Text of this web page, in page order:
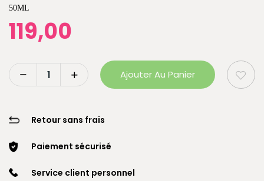
50ML
119,00
Ajouter Au Panier
Retour sans frais
Paiement sécurisé
Service client personnel